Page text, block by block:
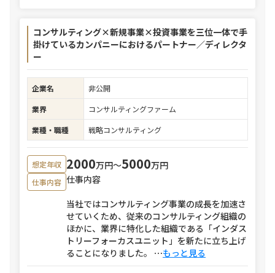
コンサルティング×新規事業×投資事業を三位一体で手
掛けているカンパニーにおけるパートナー／ディレクタ
ー
企業名
非公開
業界
コンサルティングファーム
業種・職種
戦略コンサルティング
想定年収 2000万円〜5000万円
仕事内容 仕事内容
当社ではコンサルティング事業の成長を加速さ
せていくため、従来のコンサルティング組織の
ほかに、業界に特化した組織である「インダス
トリーフォーカスユニット」を新たに立ち上げ
ることになりました。 ⋯もっと見る